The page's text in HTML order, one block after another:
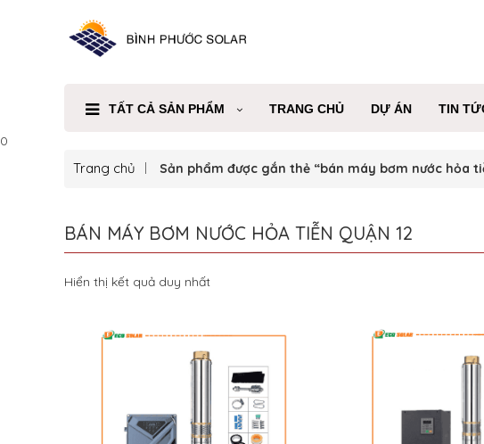
TẤT CẢ SẢN PHẨM TRANG CHỦ DỰ ÁN TIN
0
Trang chủ Sản phẩm được gắn thẻ “bán máy bơm nước hỏa
BÁN MÁY BƠM NƯỚC HỎA TIỄN QUẬN 12
Hiển thị kết quả duy nhất